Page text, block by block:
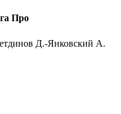
Про
Д.-Янковский А.